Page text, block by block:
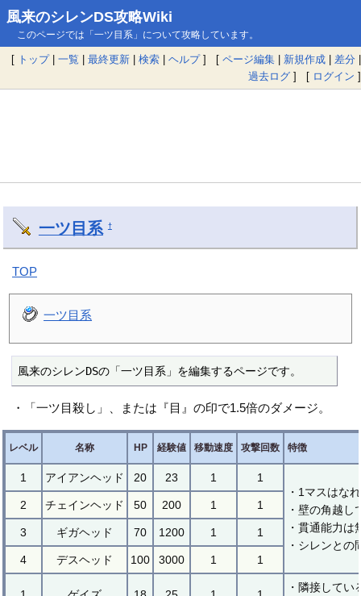
風来のシレンDS攻略Wiki
このページでは「一ツ目系」について攻略しています。
[ トップ| 一覧 | 最終更新 | 検索 | ヘルプ] [ ページ編集 | 新規作成 | 差分 |
過去ログ ] [ ログイン ]
一ツ目系 †
TOP
一ツ目系
風来のシレンDSの「一ツ目系」を編集するページです。
・「一ツ目殺し」、または『目』の印で1.5倍のダメージ。
レベル 名称 HP 経験値 移動速度 攻撃回数 特徴
1 アイアンヘッド 20 23 1
1
・1マスはな
・壁の角越し
・貫通能力は
・シレンとの
2 チェインヘッド 50 200 1 1
3 ギガヘッド 70 1200 1 1
4 デスヘッド 100 3000 1 1
・隣接して